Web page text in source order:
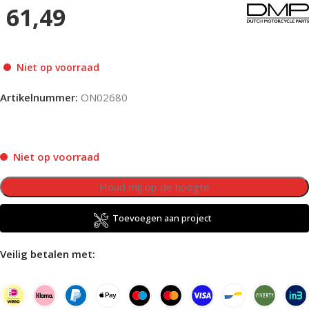
61,49
Niet op voorraad
Artikelnummer: ON02680
Niet op voorraad
Toevoegen aan project
Veilig betalen met: